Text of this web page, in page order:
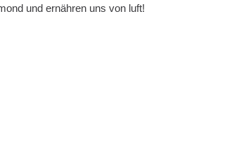
und ernähren uns von luft!